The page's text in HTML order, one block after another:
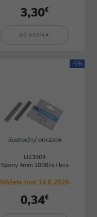
3,30€
DO KOŠÍKA
-5%
ilustračný obrázok
LI23904
Spony 4mm 1000ks / box
Môžete mať 14.8.2026
0,34€